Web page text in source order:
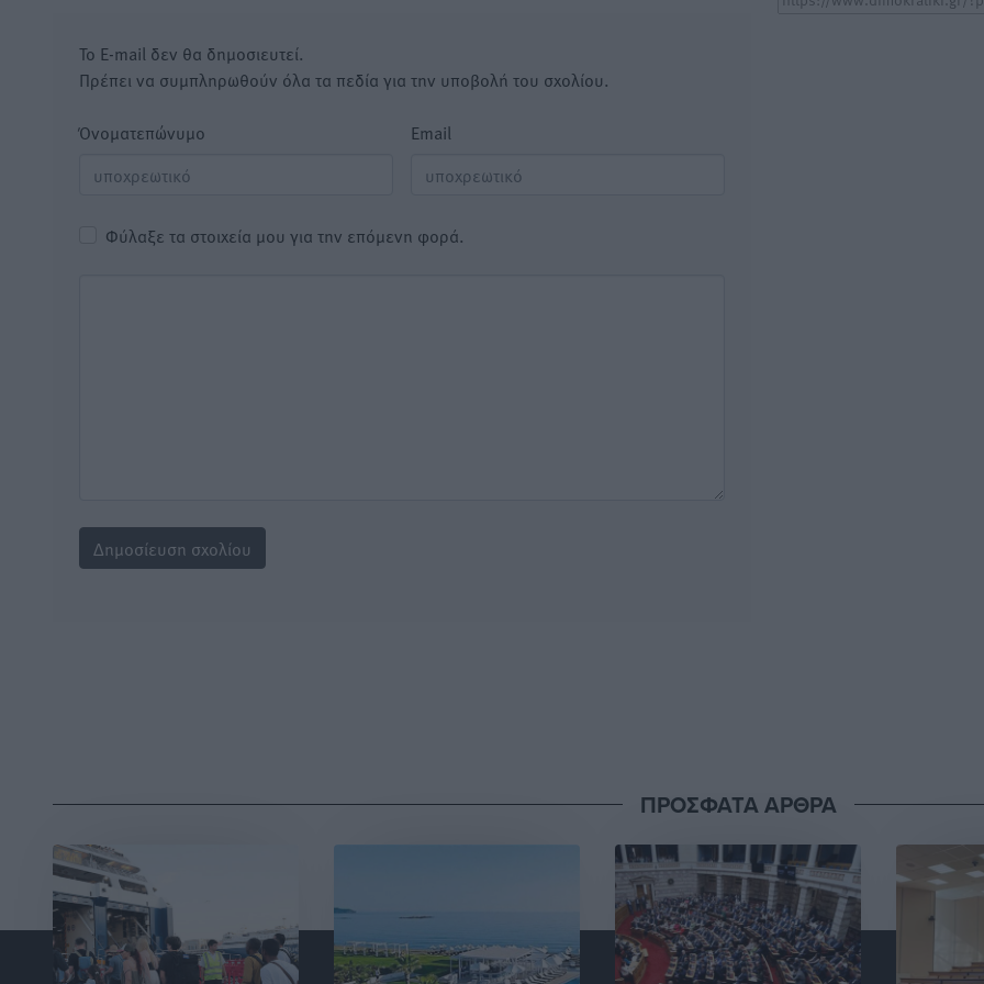
Το E-mail δεν θα δημοσιευτεί.
Πρέπει να συμπληρωθούν όλα τα πεδία για την υποβολή του σχολίου.
Όνοματεπώνυμο Email
Φύλαξε τα στοιχεία μου για την επόμενη φορά.
ΠΡΟΣΦΑΤΑ ΑΡΘΡΑ